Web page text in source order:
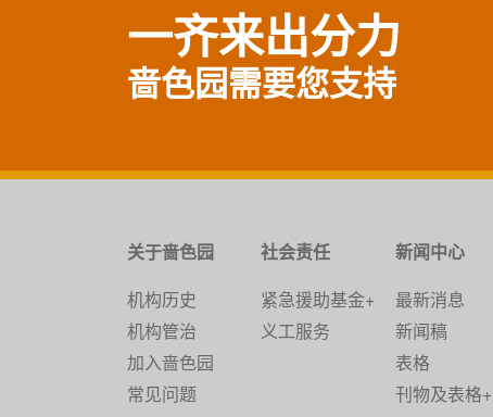
一齐来出分力
啬色园需要您支持
关于啬色园
机构历史
机构管治
加入啬色园
常见问题
社会责任
紧急援助基金+
义工服务
新闻中心
最新消息
新闻稿
表格
刊物及表格+